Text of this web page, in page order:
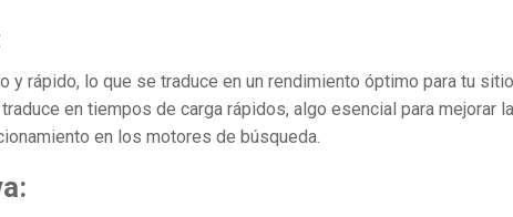
rápido, lo que se traduce en un rendimiento óptimo para tu sitio
en tiempos de carga rápidos, algo esencial para mejorar la
en los motores de búsqueda.